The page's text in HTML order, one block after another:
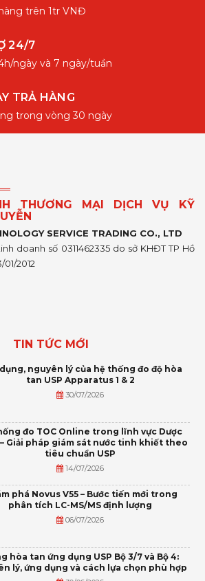
trên 1tr VNĐ
24/7
ngày và 7 ngày/tuần
TRẢ HÀNG
trong vòng 30 ngày
THƯƠNG MẠI DỊCH VỤ KỸ
SERVICE TRADING CO., LTD
doanh số 0311462335 do sở KHĐT TP Hồ
2012
TIN TỨC MỚI
nguyên lý của hệ thống đo độ hòa
tan USP Apparatus 1 & 2
30/07/2026
đo TOC Online trong lĩnh vực Dược
Giải pháp giám sát nước tinh khiết theo
tiêu chuẩn USP
14/07/2026
phá Novus V55 – Bước tiến mới trong
phân tích LC-MS/MS định lượng
06/07/2026
hòa tan ứng dụng USP Bộ 3/7 và Bộ 4:
lý, ứng dụng và cách lựa chọn phù hợp